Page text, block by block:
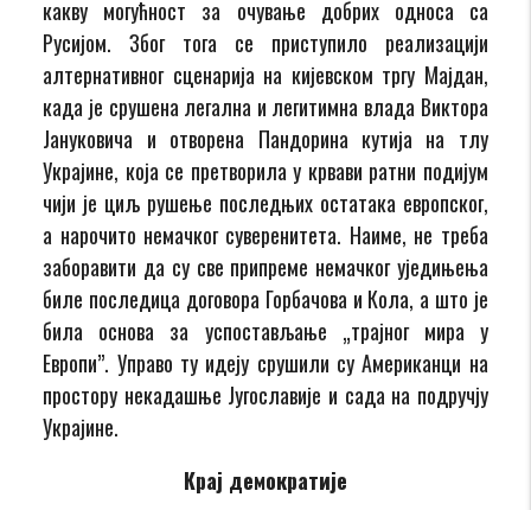
какву могућност за очување добрих односа са
Русијом. Због тога се приступило реализацији
алтернативног сценарија на кијевском тргу Мајдан,
када је срушена легална и легитимна влада Виктора
Јануковича и отворена Пандорина кутија на тлу
Украјине, која се претворила у крвави ратни подијум
чији је циљ рушење последњих остатака европског,
а нарочито немачког суверенитета. Наиме, не треба
заборавити да су све припреме немачког уједињења
биле последица договора Горбачова и Кола, а што је
била основа за успостављање „трајног мира у
Европи”. Управо ту идеју срушили су Американци на
простору некадашње Југославије и сада на подручју
Украјине.
Крај демократије